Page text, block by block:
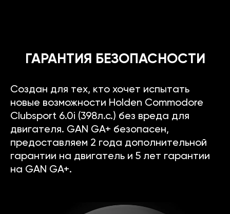
ГАРАНТИЯ БЕЗОПАСНОСТИ
Создан для тех, кто хочет испытать
новые возможности Holden Commodore
Clubsport 6.0i (398л.с.) без вреда для
двигателя. GAN GA+ безопасен,
предоставляем 2 года дополнительной
гарантии на двигатель и 5 лет гарантии
на GAN GA+.